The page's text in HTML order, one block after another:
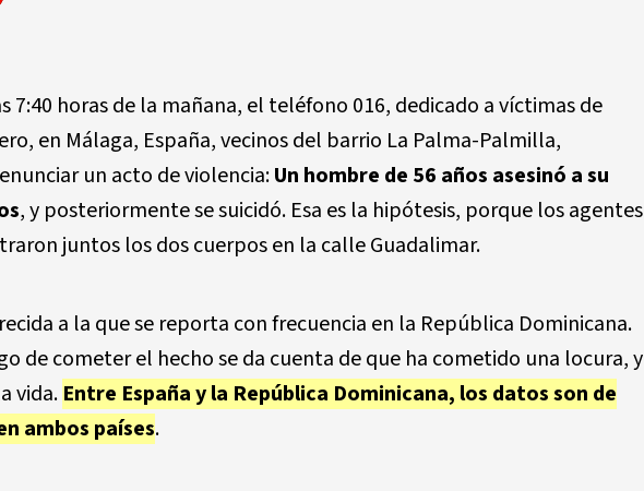
7:40 horas de la mañana, el teléfono 016, dedicado a víctimas de
en Málaga, España, vecinos del barrio La Palma-Palmilla,
un acto de violencia:Un hombre de 56 años asesinó a su
, y posteriormente se suicidó. Esa es la hipótesis, porque los agentes
juntos los dos cuerpos en la calle Guadalimar.
a la que se reporta con frecuencia en la República Dominicana.
de cometer el hecho se da cuenta de que ha cometido una locura, y
vida. Entre España y la República Dominicana, los datos son de
ambos países.